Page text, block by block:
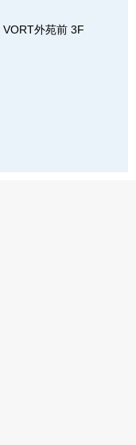
外苑前 3F